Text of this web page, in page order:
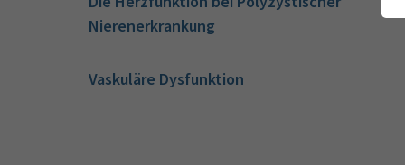
Nierenerkrankung
Vaskuläre Dysfunktion